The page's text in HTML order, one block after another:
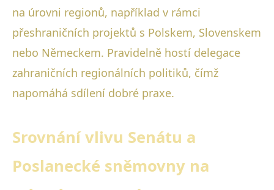
na úrovni regionů, například v rámci
přeshraničních projektů s Polskem, Slovenskem
nebo Německem. Pravidelně hostí delegace
zahraničních regionálních politiků, čímž
napomáhá sdílení dobré praxe.
Srovnání vlivu Senátu a
Poslanecké sněmovny na